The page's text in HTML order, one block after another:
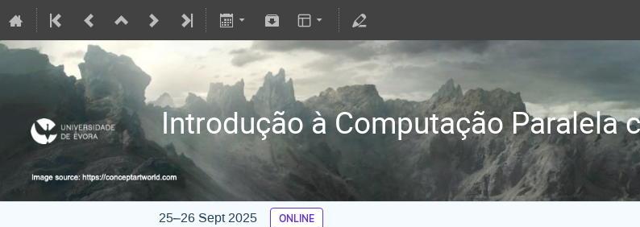
Introdução à Computação Paralela
25–26 Sept 2025 ONLINE